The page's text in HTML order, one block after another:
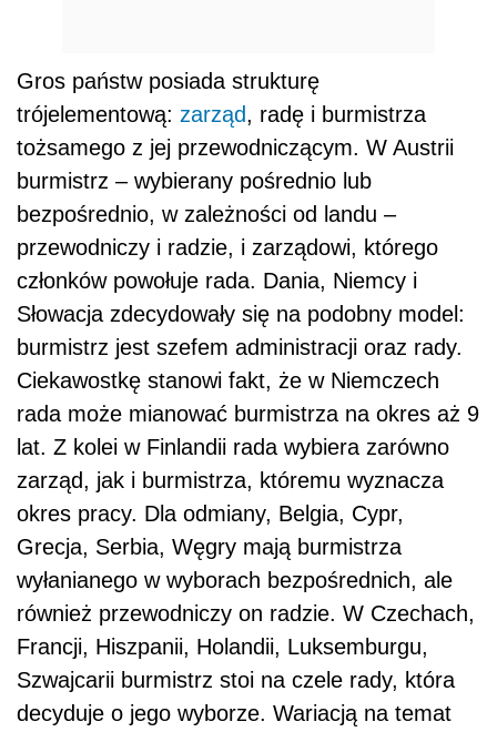
Gros państw posiada strukturę
trójelementową: zarząd, radę i burmistrza
tożsamego z jej przewodniczącym. W Austrii
burmistrz – wybierany pośrednio lub
bezpośrednio, w zależności od landu –
przewodniczy i radzie, i zarządowi, którego
członków powołuje rada. Dania, Niemcy i
Słowacja zdecydowały się na podobny model:
burmistrz jest szefem administracji oraz rady.
Ciekawostkę stanowi fakt, że w Niemczech
rada może mianować burmistrza na okres aż 9
lat. Z kolei w Finlandii rada wybiera zarówno
zarząd, jak i burmistrza, któremu wyznacza
okres pracy. Dla odmiany, Belgia, Cypr,
Grecja, Serbia, Węgry mają burmistrza
wyłanianego w wyborach bezpośrednich, ale
również przewodniczy on radzie. W Czechach,
Francji, Hiszpanii, Holandii, Luksemburgu,
Szwajcarii burmistrz stoi na czele rady, która
decyduje o jego wyborze. Wariacją na temat